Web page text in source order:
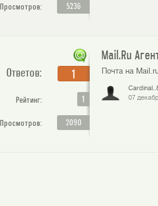
Просмотров: 5236
Ответов: 1
Рейтинг: 1
Просмотров: 2090
Mail.Ru
Почта на
07